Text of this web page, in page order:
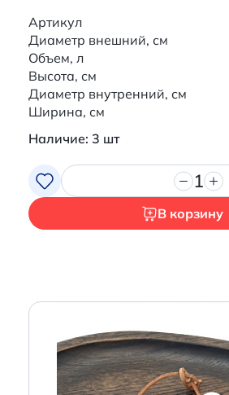
Артикул
Диаметр внешний, см
Объем, л
Высота, см
Диаметр внутренний, см
Ширина, см
Наличие: 3 шт
1
В корзину